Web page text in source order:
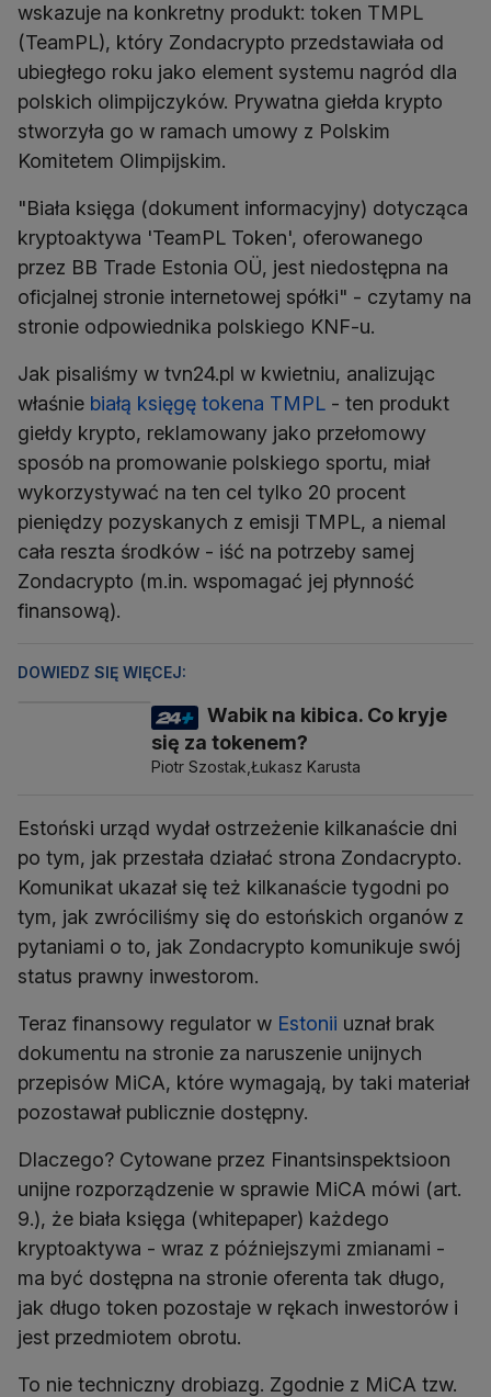
wskazuje na konkretny produkt: token TMPL
(TeamPL), który Zondacrypto przedstawiała od
ubiegłego roku jako element systemu nagród dla
polskich olimpijczyków. Prywatna giełda krypto
stworzyła go w ramach umowy z Polskim
Komitetem Olimpijskim.
"Biała księga (dokument informacyjny) dotycząca
kryptoaktywa 'TeamPL Token', oferowanego
przez BB Trade Estonia OÜ, jest niedostępna na
oficjalnej stronie internetowej spółki" - czytamy na
stronie odpowiednika polskiego KNF-u.
Jak pisaliśmy w tvn24.pl w kwietniu, analizując
właśnie białą księgę tokena TMPL - ten produkt
giełdy krypto, reklamowany jako przełomowy
sposób na promowanie polskiego sportu, miał
wykorzystywać na ten cel tylko 20 procent
pieniędzy pozyskanych z emisji TMPL, a niemal
cała reszta środków - iść na potrzeby samej
Zondacrypto (m.in. wspomagać jej płynność
finansową).
DOWIEDZ SIĘ WIĘCEJ:
Wabik na kibica. Co kryje
się za tokenem?
Piotr Szostak, Łukasz Karusta
Estoński urząd wydał ostrzeżenie kilkanaście dni
po tym, jak przestała działać strona Zondacrypto.
Komunikat ukazał się też kilkanaście tygodni po
tym, jak zwróciliśmy się do estońskich organów z
pytaniami o to, jak Zondacrypto komunikuje swój
status prawny inwestorom.
Teraz finansowy regulator w Estonii uznał brak
dokumentu na stronie za naruszenie unijnych
przepisów MiCA, które wymagają, by taki materiał
pozostawał publicznie dostępny.
Dlaczego? Cytowane przez Finantsinspektsioon
unijne rozporządzenie w sprawie MiCA mówi (art.
9.), że biała księga (whitepaper) każdego
kryptoaktywa - wraz z późniejszymi zmianami -
ma być dostępna na stronie oferenta tak długo,
jak długo token pozostaje w rękach inwestorów i
jest przedmiotem obrotu.
To nie techniczny drobiazg. Zgodnie z MiCA tzw.